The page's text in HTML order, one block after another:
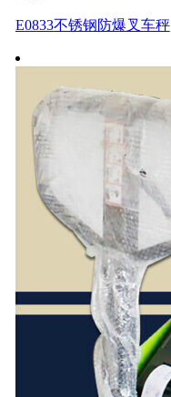
E0833不锈钢防爆叉车秤